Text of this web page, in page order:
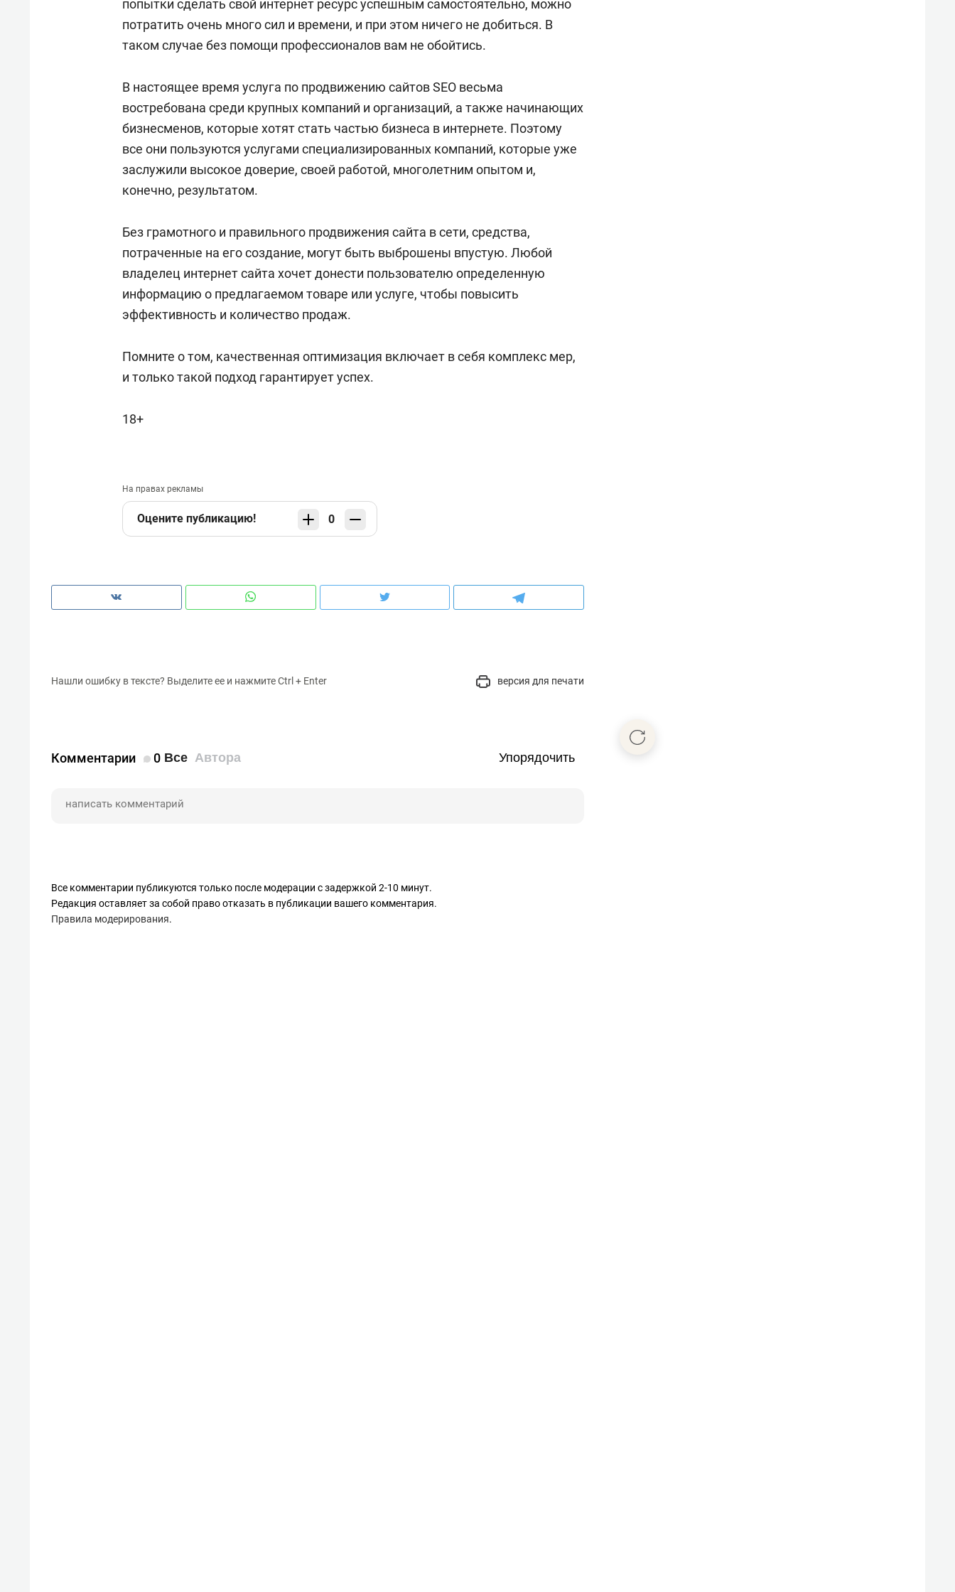
попытки сделать свой интернет ресурс успешным самостоятельно, можно
потратить очень много сил и времени, и при этом ничего не добиться. В
таком случае без помощи профессионалов вам не обойтись.
В настоящее время услуга по продвижению сайтов SEO весьма
востребована среди крупных компаний и организаций, а также начинающих
бизнесменов, которые хотят стать частью бизнеса в интернете. Поэтому
все они пользуются услугами специализированных компаний, которые уже
заслужили высокое доверие, своей работой, многолетним опытом и,
конечно, результатом.
Без грамотного и правильного продвижения сайта в сети, средства,
потраченные на его создание, могут быть выброшены впустую. Любой
владелец интернет сайта хочет донести пользователю определенную
информацию о предлагаемом товаре или услуге, чтобы повысить
эффективность и количество продаж.
Помните о том, качественная оптимизация включает в себя комплекс мер,
и только такой подход гарантирует успех.
18+
На правах рекламы
Оцените публикацию! 0
Нашли ошибку в тексте? Выделите ее и нажмите Ctrl + Enter версия для печати
Комментарии 0 Все Автора Упорядочить
Все комментарии публикуются только после модерации с задержкой 2-10 минут.
Редакция оставляет за собой право отказать в публикации вашего комментария.
Правила модерирования.